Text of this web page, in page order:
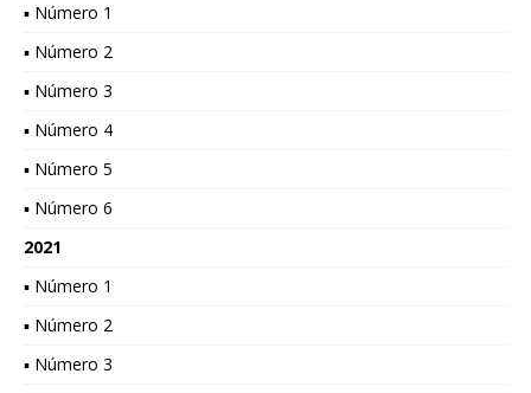
▪ Número 1
▪ Número 2
▪ Número 3
▪ Número 4
▪ Número 5
▪ Número 6
2021
▪ Número 1
▪ Número 2
▪ Número 3